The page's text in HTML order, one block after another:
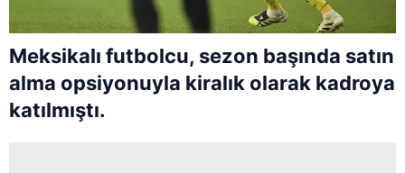
Meksikalı futbolcu, sezon başında satın
alma opsiyonuyla kiralık olarak kadroya
katılmıştı.